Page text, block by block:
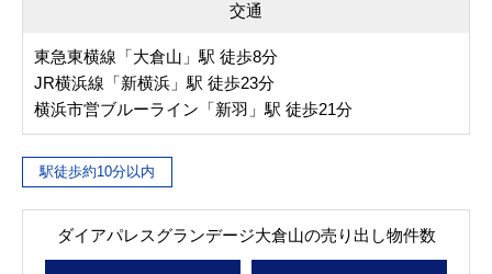
交通
東急東横線「大倉山」駅 徒歩8分
JR横浜線「新横浜」駅 徒歩23分
横浜市営ブルーライン「新羽」駅 徒歩21分
駅徒歩約10分以内
ダイアパレスグランデージ大倉山の売り出し物件数